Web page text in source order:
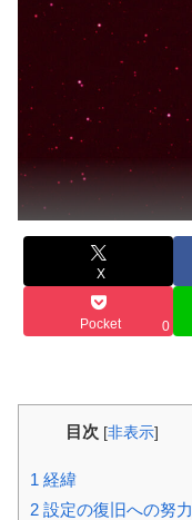
X
Pocket 0
目次 [非表示]
1 経緯
2 設定の復旧への努力